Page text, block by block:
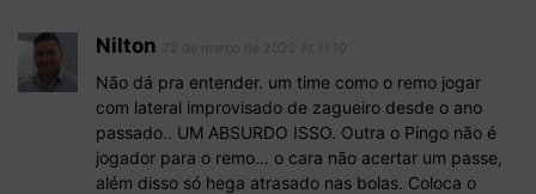
Nilton
Não dá pra entender. um time como o remo jogar
com lateral improvisado de zagueiro desde o ano
passado.. UM ABSURDO ISSO. Outra o Pingo não é
jogador para o remo… o cara não acertar um passe,
além disso só hega atrasado nas bolas. Coloca o